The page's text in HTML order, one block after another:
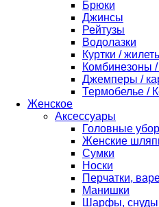
Брюки
Джинсы
Рейтузы
Водолазки
Куртки /
Комбинезоны
Джемперы /
Термобелье /
Женское
Аксессуары
Головные
Женские
Сумки
Носки
Перчатки,
Манишки
Шарфы,